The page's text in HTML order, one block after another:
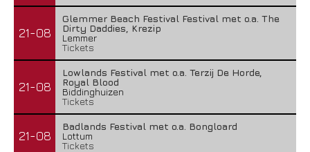
21-08
Glemmer Beach Festival Festival met o.a. The
Dirty Daddies, Krezip
Lemmer
Tickets
21-08
Lowlands Festival met o.a. Terzij De Horde,
Royal Blood
Biddinghuizen
Tickets
21-08
Badlands Festival met o.a. Bongloard
Lottum
Tickets